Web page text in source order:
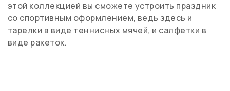
этой коллекцией вы сможете устроить праздник
со спортивным оформлением, ведь здесь и
тарелки в виде теннисных мячей, и салфетки в
виде ракеток.